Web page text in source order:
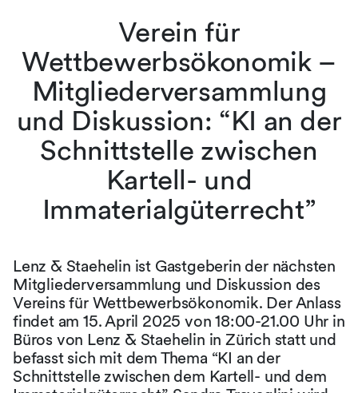
Verein für
Wettbewerbsökonomik –
Mitgliederversammlung
und Diskussion: “KI an der
Schnittstelle zwischen
Kartell- und
Immaterialgüterrecht”
Lenz & Staehelin ist Gastgeberin der nächsten
Mitgliederversammlung und Diskussion des
Vereins für Wettbewerbsökonomik. Der Anlass
findet am 15. April 2025 von 18:00-21.00 Uhr in
Büros von Lenz & Staehelin in Zürich statt und
befasst sich mit dem Thema “KI an der
Schnittstelle zwischen dem Kartell- und dem